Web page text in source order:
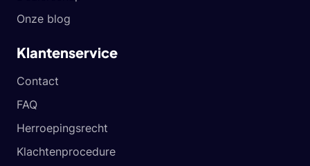
Onze blog
Klantenservice
Contact
FAQ
Herroepingsrecht
Klachtenprocedure